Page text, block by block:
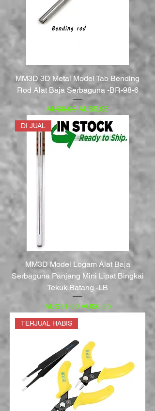
MM3D 3D Metal Model Tab Bending
Rod Alat Baja Serbaguna -BR-98-6
Harga Reguler
AU$9,90 Harga Promosi
AU$5,95
DI JUAL
MM3D Model Logam Alat Baja
Serbaguna Panjang Mini Lipat Bingkai
Tekuk Batang -LB
Harga Reguler
AU$11,99 Harga Promosi
AU$6,50
TERJUAL HABIS